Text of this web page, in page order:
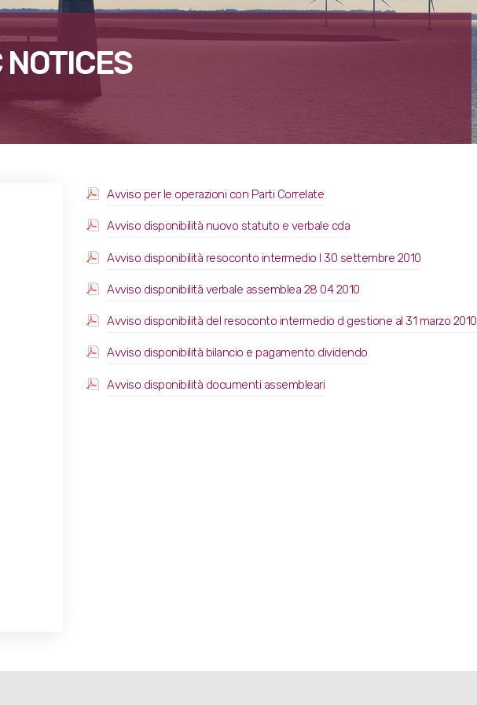
Avviso per le operazioni con Parti Correlate
Avviso disponibilità nuovo statuto e verbale cda
Avviso disponibilità resoconto intermedio l 30 settembre 2010
Avviso disponibilità verbale assemblea 28 04 2010
Avviso disponibilità del resoconto intermedio d gestione al 31 marzo 2010
Avviso disponibilità bilancio e pagamento dividendo
Avviso disponibilità documenti assembleari